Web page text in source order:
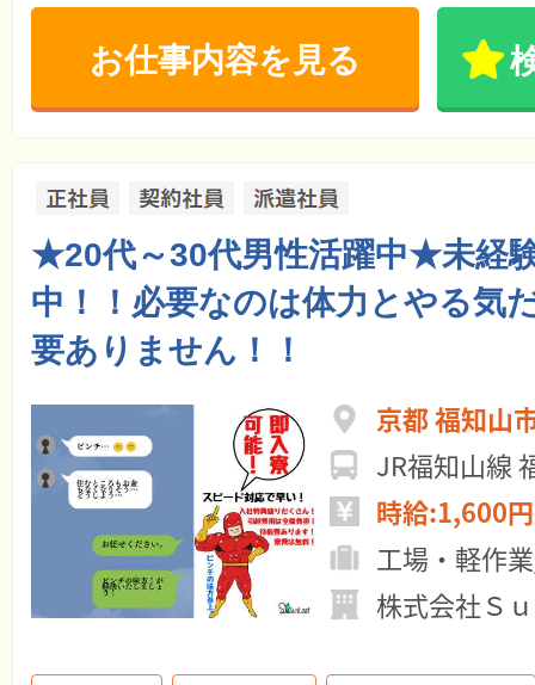
お仕事内容を見る
★20代～30代男性活躍中★未経
中！！必要なのは体力とやる気
要ありません！！
京都 福知山
JR福知山線
時給:1,600
工場・軽作
株式会社Ｓ